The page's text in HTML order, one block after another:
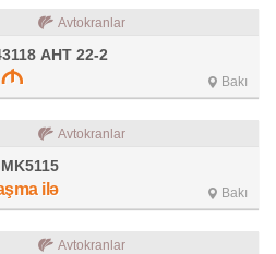
Avtokranlar
АНТ 22-2
Bakı
Avtokranlar
ilə Bakı
Avtokranlar